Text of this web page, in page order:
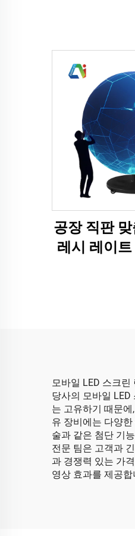
공장 직판
레시 레이
모바일 LED 스크
당사의 모바일
는 고유하기 때문
유 장비에는 다양
술과 같은 첨단 기
전문 팀은 고객과
과 경쟁력 있는 가
영상 효과를 제공합